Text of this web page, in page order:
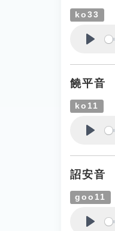
ko33
饒平音
ko11
詔安音
goo11